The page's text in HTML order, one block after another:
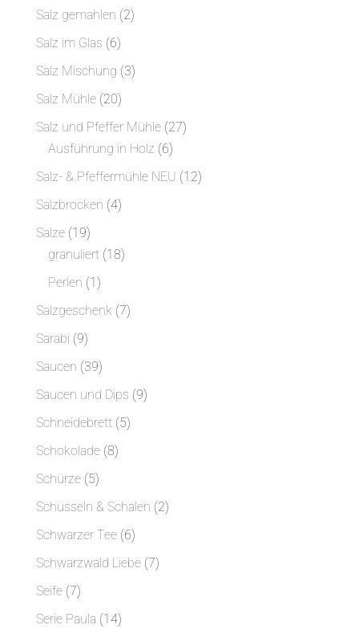
Produkte
Salz gemahlen 22
Salz im Glas 66
Produkte
Salz Mischung 33
Salz Mühle 2020
Produkte
Salz und Pfeffer Mühle 2727
Ausführung in Holz 66
Produkte
Salz- & Pfeffermühle NEU 1212
Salzbrocken 44
Salze 1919
Produkte
granuliert 1818
Perlen 11
Produkt
Salzgeschenk 77
Sarabi 99
Produkte
Saucen 3939
Produkte
Saucen und Dips 99
Schneidebrett 55
Schokolade 88
Schürze 55
Produkte
Schüsseln & Schalen 22
Schwarzer Tee 66
Produkte
Schwarzwald Liebe 77
Seife 77
Produkte
Serie Paula 1414